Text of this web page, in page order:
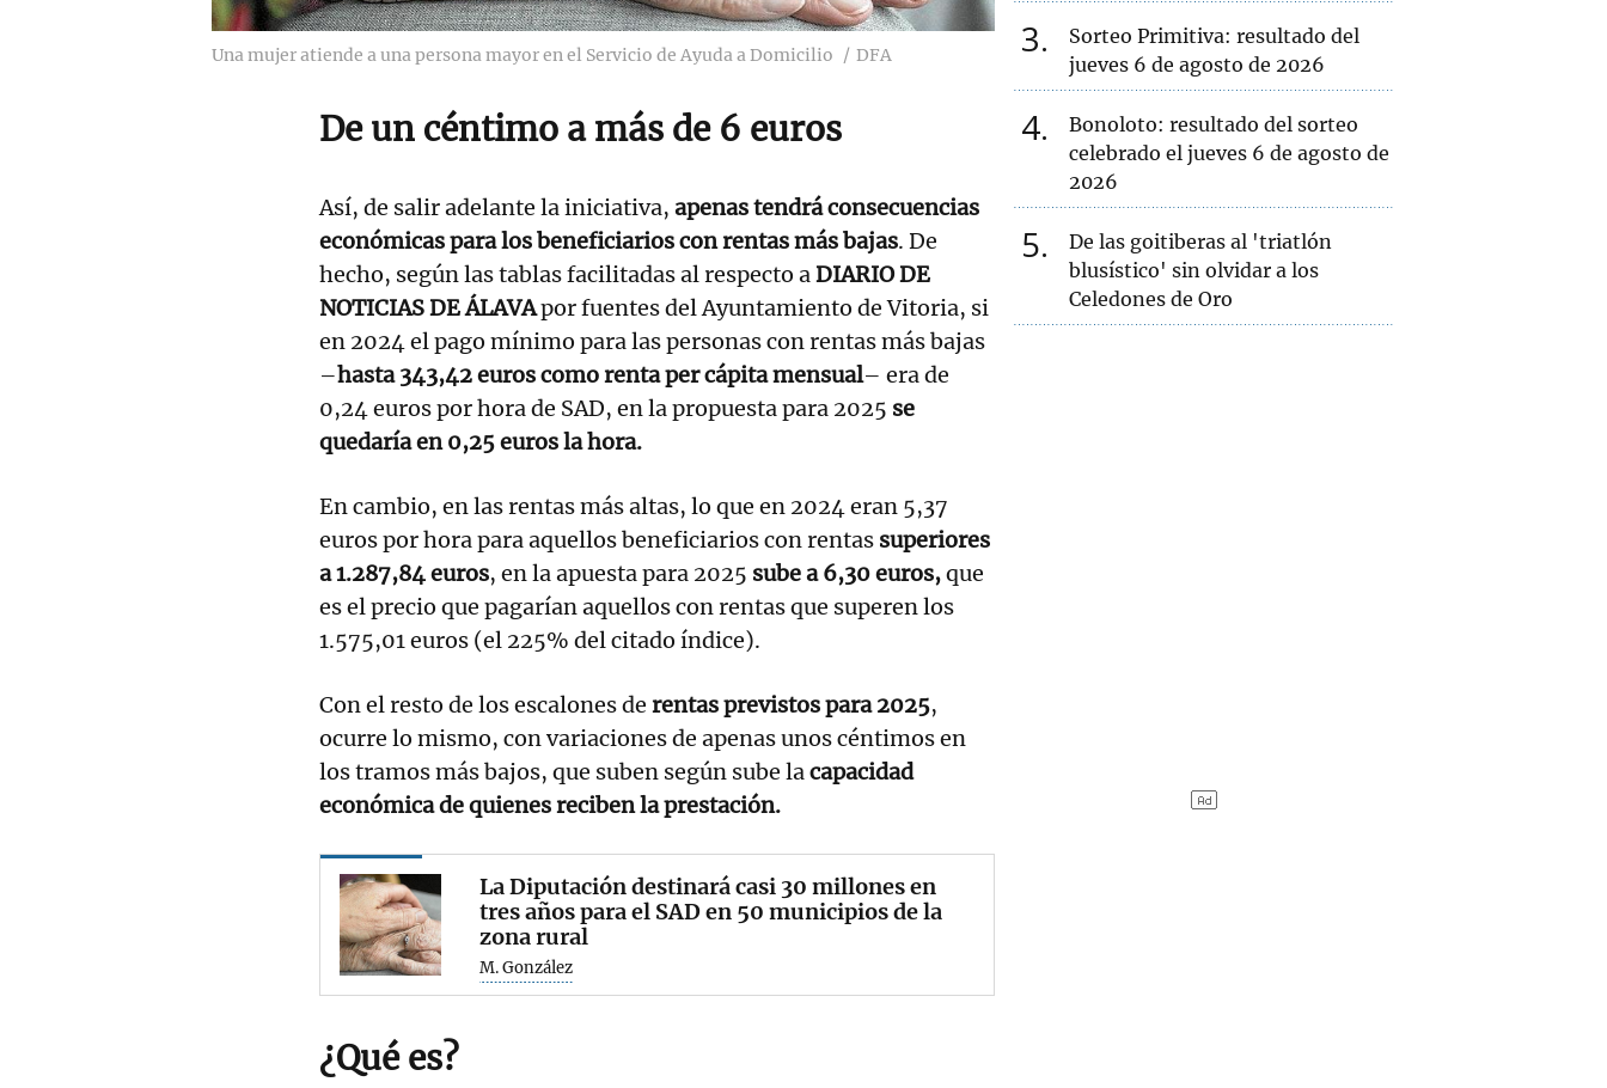
Una mujer atiende a una persona mayor en el Servicio de Ayuda a Domicilio DFA
De un céntimo a más de 6 euros
Así, de salir adelante la iniciativa, apenas tendrá consecuencias
económicas para los beneficiarios con rentas más bajas. De
hecho, según las tablas facilitadas al respecto aDIARIO DE
NOTICIAS DE ÁLAVApor fuentes del Ayuntamiento de Vitoria, si
en 2024 el pago mínimo para las personas con rentas más bajas
–hasta 343,42 euros como renta per cápita mensual– era de
0,24 euros por hora de SAD, en la propuesta para 2025 se
quedaría en 0,25 euros la hora.
En cambio, en las rentas más altas, lo que en 2024 eran 5,37
euros por hora para aquellos beneficiarios con rentas superiores
a 1.287,84 euros, en la apuesta para 2025 sube a 6,30 euros,que
es el precio que pagarían aquellos con rentas que superen los
1.575,01 euros (el 225% del citado índice).
Con el resto de los escalones de rentas previstos para 2025,
ocurre lo mismo, con variaciones de apenas unos céntimos en
los tramos más bajos, que suben según sube lacapacidad
económica de quienes reciben la prestación.
La Diputación destinará casi 30 millones en
tres años para el SAD en 50 municipios de la
zona rural
M. González
¿Qué es?
3
Sorteo Primitiva: resultado del
jueves 6 de agosto de 2026
4
Bonoloto: resultado del sorteo
celebrado el jueves 6 de agosto de
2026
5
De las goitiberas al 'triatlón
blusístico' sin olvidar a los
Celedones de Oro